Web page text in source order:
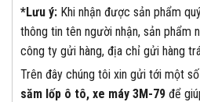
*Lưu ý: Khi nhận được sản phẩm
thông tin tên người nhận, sản phẩm
công ty gửi hàng, địa chỉ gửi hàng
Trên đây chúng tôi xin gửi tới một
săm lốp ô tô, xe máy 3M-79 để